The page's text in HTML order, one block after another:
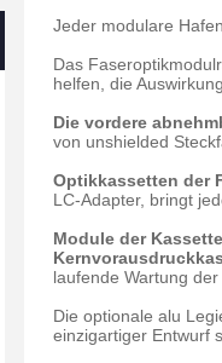
Jeder modulare
Das
helfen, die
Die vordere
von unshielded
Optikkassetten der
LC-Adapter, bringt
Module der
laufende Wartung
Die optionale alu
einzigartiger Entwurf